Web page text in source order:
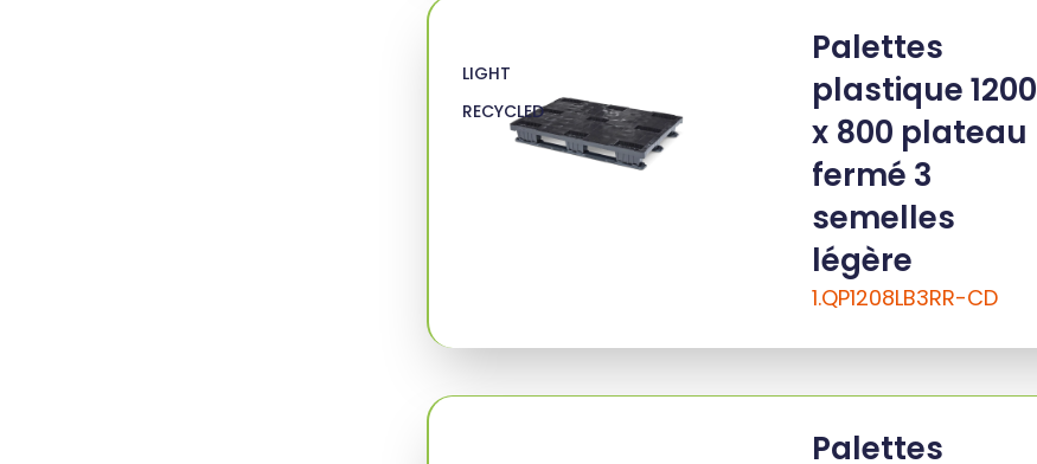
LIGHT
RECYCLED
Palettes
plastique 1200
x 800 plateau
fermé 3
semelles
légère
1.QP1208LB3RR-CD
Palettes